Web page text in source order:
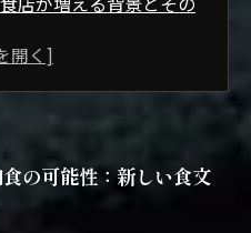
の工夫とサービス内容
：ペット用スペースや
食の魅力と未来への期
の可能性：新しい食文